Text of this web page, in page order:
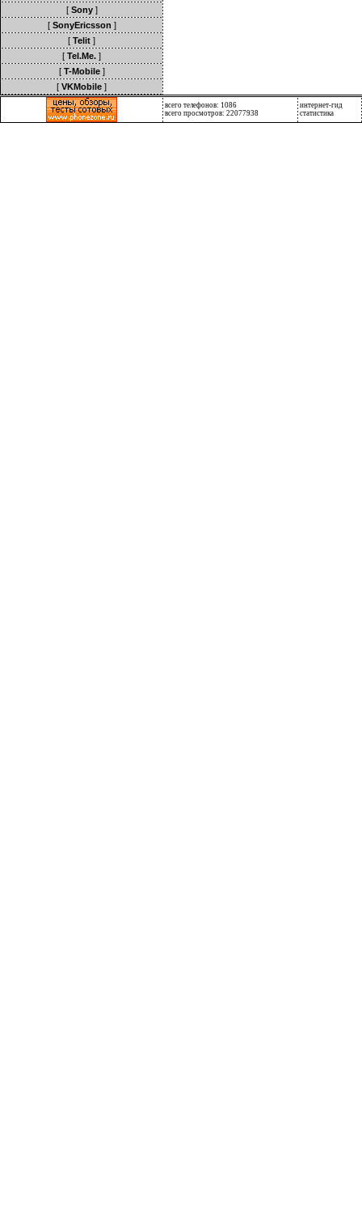
[ Sony]
[ SonyEricsson ]
[ Telit ]
[ Tel.Me. ]
[ T-Mobile]
[ VKMobile ]
всего телефонов: 1086
всего просмотров: 22077938
интернет-гид
статистика